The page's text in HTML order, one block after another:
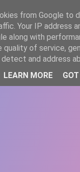
from Google to
Your IP address
along with
quality of service,
and address
LEARN MORE